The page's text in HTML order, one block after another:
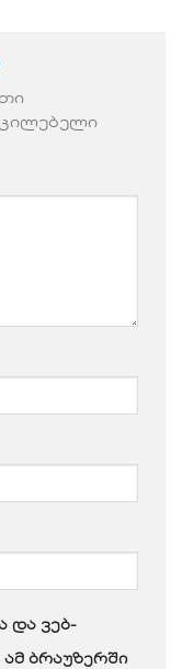
და ვებ-
ამ ბრაუზერში